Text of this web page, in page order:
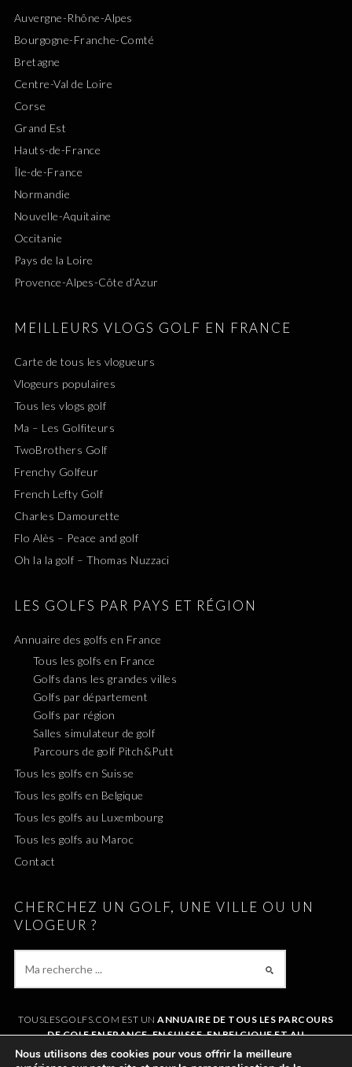
Auvergne-Rhône-Alpes
Bourgogne-Franche-Comté
Bretagne
Centre-Val de Loire
Corse
Grand Est
Hauts-de-France
Île-de-France
Normandie
Nouvelle-Aquitaine
Occitanie
Pays de la Loire
Provence-Alpes-Côte d’Azur
MEILLEURS VLOGS GOLF EN FRANCE
Carte de tous les vlogueurs
Vlogeurs populaires
Tous les vlogs golf
Ma – Les Golfiteurs
TwoBrothers Golf
Frenchy Golfeur
French Lefty Golf
Charles Damourette
Flo Alès – Peace and golf
Oh la la golf – Thomas Nuzzaci
LES GOLFS PAR PAYS ET RÉGION
Annuaire des golfs en France
Tous les golfs en France
Golfs dans les grandes villes
Golfs par département
Golfs par région
Salles simulateur de golf
Parcours de golf Pitch&Putt
Tous les golfs en Suisse
Tous les golfs en Belgique
Tous les golfs au Luxembourg
Tous les golfs au Maroc
Contact
CHERCHEZ UN GOLF, UNE VILLE OU UN
VLOGEUR ?
TOUSLESGOLFS.COM EST UNANNUAIRE DE TOUS LES PARCOURS
DE GOLF EN FRANCE, EN SUISSE, EN BELGIQUE ET AU
LUXEMBOURG
. IL VOUS PERMET DE TROUVER UN GOLF AUTOUR DE
CHEZVOUS OU LORS DE VOS VACANCES. LE SITE RÉFÉRENCE
Nous utilisons des cookies pour vous offrir la meilleure